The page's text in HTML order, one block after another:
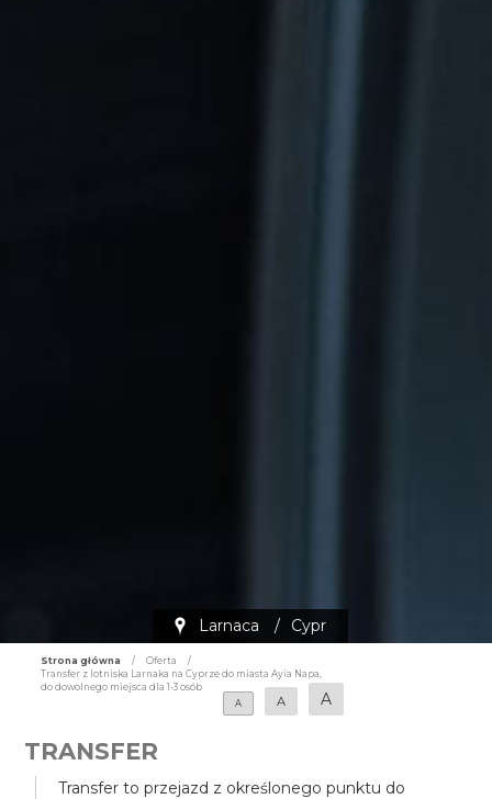
Larnaca / Cypr
Strona główna / Oferta
/
Transfer z lotniska Larnaka na Cyprze do miasta Ayia Napa,
do dowolnego miejsca dla 1-3 osób
A
A A
TRANSFER
Transfer to przejazd z określonego punktu do